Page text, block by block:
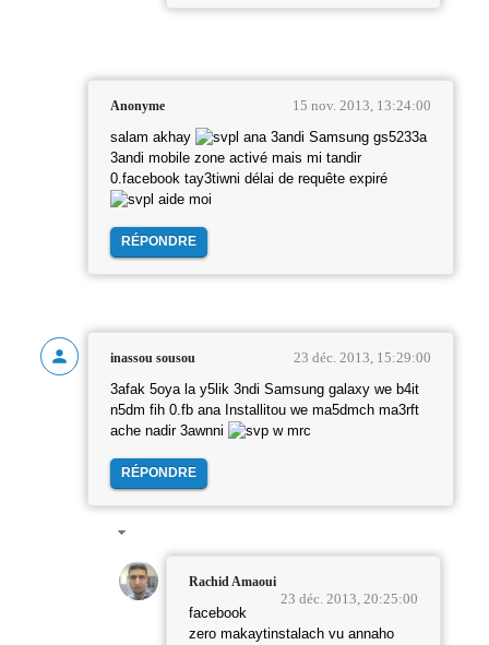
Anonyme 15 nov. 2013, 13:24:00
salam akhay
l ana 3andi Samsung gs5233a
3andi mobile zone activé mais mi tandir
0.facebook tay3tiwni délai de requête expiré
l aide moi
RÉPONDRE
inassou sousou 23 déc. 2013, 15:29:00
3afak 5oya la y5lik 3ndi Samsung galaxy we b4it
n5dm fih 0.fb ana Installitou we ma5dmch ma3rft
ache nadir 3awnni
w mrc
RÉPONDRE
Rachid Amaoui
23 déc. 2013, 20:25:00
facebook
zero makaytinstalach vu annaho